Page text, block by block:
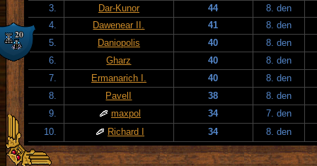
3.
Dar-Kunor 44
8. den
4.
Dawenear II. 41
8. den
5.
Daniopolis 40
8. den
6.
Gharz 40
8. den
7.
Ermanarich I. 40
8. den
8.
PavelI 38
8. den
9.
maxpol 34
7. den
10.
Richard I 34 8. den